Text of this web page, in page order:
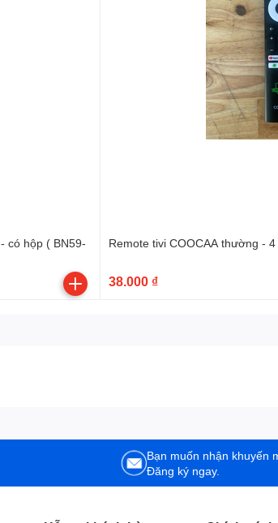
Remote tivi COOCAA thường -
38.000 ₫
Bạn muốn nhận khuyến
Đăng ký ngay.